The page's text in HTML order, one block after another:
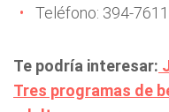
Teléfono: 394-7611
Te podría interesar:
Tres programas de